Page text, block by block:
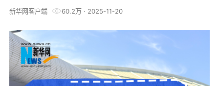
新华网客户端 60.2万· 2025-11-20